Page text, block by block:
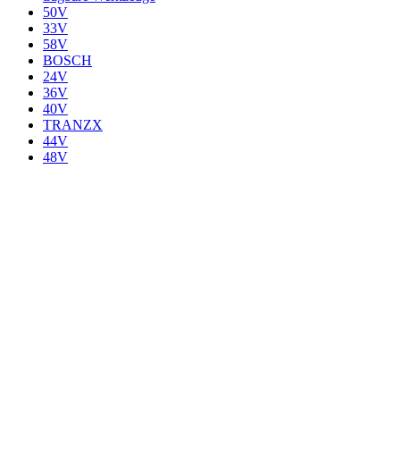
50V
33V
58V
BOSCH
24V
36V
40V
TRANZX
44V
48V